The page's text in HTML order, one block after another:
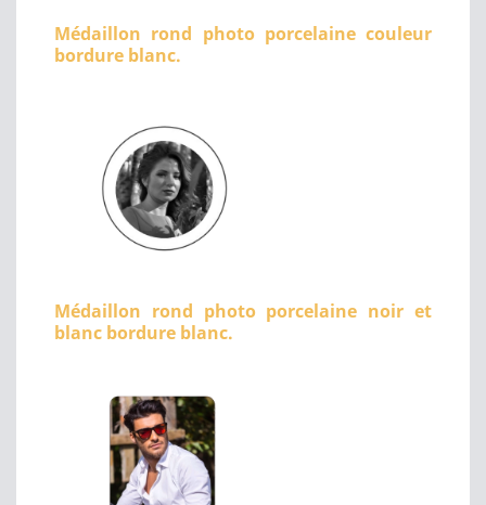
Médaillon rond photo porcelaine couleur
bordure blanc.
Médaillon rond photo porcelaine noir et
blanc bordure blanc.